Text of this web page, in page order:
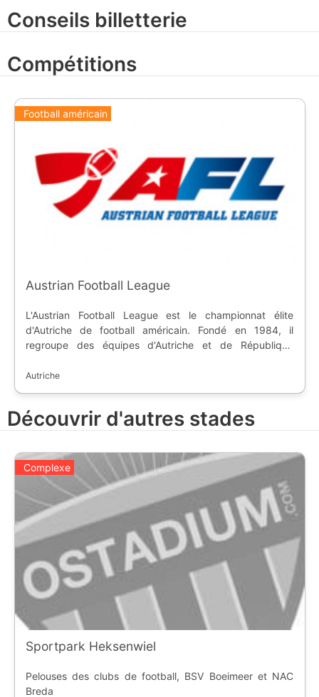
Conseils billetterie
Compétitions
Football américain
Austrian Football League
L'Austrian Football League est le championnat élite
d'Autriche de football américain. Fondé en 1984, il
regroupe des équipes d'Autriche et de République
NCAA, et il est considéré comme le meilleur d'Europe.
Autriche
Découvrir d'autres stades
Complexe
Sportpark Heksenwiel
Pelouses des clubs de football, BSV Boeimeer et NAC
Breda